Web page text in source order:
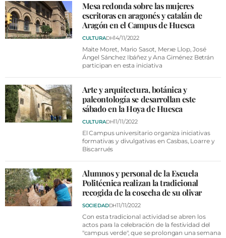
Mesa redonda sobre las mujeres
escritoras en aragonés y catalán de
Aragón en el Campus de Huesca
CULTURADH14/11/2022
Maite Moret, Mario Sasot, Merxe Llop, José
Ángel Sánchez Ibáñez y Ana Giménez Betrán
participan en esta iniciativa
Arte y arquitectura, botánica y
paleontología se desarrollan este
sábado en la Hoya de Huesca
CULTURADH11/11/2022
El Campus universitario organiza iniciativas
formativas y divulgativas en Casbas, Loarre y
Biscarrués
Alumnos y personal de la Escuela
Politécnica realizan la tradicional
recogida de la cosecha de su olivar
SOCIEDADDH11/11/2022
Con esta tradicional actividad se abren los
actos para la celebración de la festividad del
"campus verde", que se prolongan una semana